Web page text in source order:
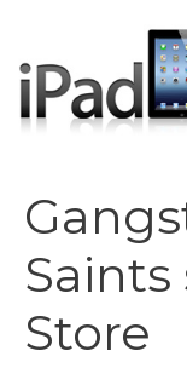
contenuto
Store